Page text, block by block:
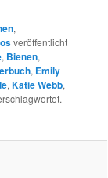
,
veröffentlicht
, Bienen,
, Emily
,Katie Webb,